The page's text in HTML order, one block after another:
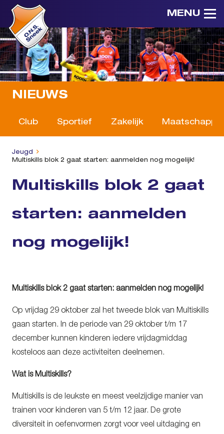
MENU
NIEUWS
Club Sportief Zakelijk
Jeugd
Multiskills blok 2 gaat starten: aanmelden nog mogelijk!
Multiskills blok 2 gaat
starten: aanmelden
nog mogelijk!
Multiskills blok 2 gaat starten: aanmelden nog mogelijk!
Op vrijdag 29 oktober zal het tweede blok van Multiskills
gaan starten. In de periode van 29 oktober t/m 17
december kunnen kinderen iedere vrijdagmiddag
kosteloos aan deze activiteiten deelnemen.
Wat is Multiskills?
Multiskills is de leukste en meest veelzijdige manier van
trainen voor kinderen van 5 t/m 12 jaar. De grote
diversiteit in oefenvormen zorgt voor veel uitdaging en